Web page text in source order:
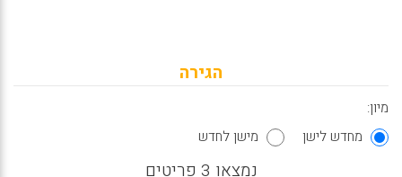
הגירה
מיון:
מחדש לישן
מישן לחדש
נמצאו 3 פריטים